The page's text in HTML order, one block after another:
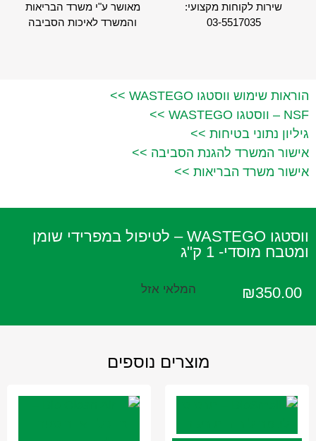
שירות לקוחות מקצועי:
03-5517035
מאושר ע"י משרד הבריאות
והמשרד לאיכות הסביבה
הוראות שימוש ווסטגו WASTEGO >>
NSF – ווסטגו WASTEGO >>
גיליון נתוני בטיחות >>
אישור המשרד להגנת הסביבה >>
אישור משרד הבריאות >>
ווסטגו WASTEGO – לטיפול במפרידי שומן
ומטבח מוסדי- 1 ק"ג
₪350.00 המלאי אזל
מוצרים נוספים